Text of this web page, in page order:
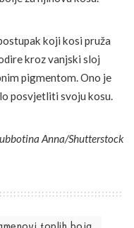
koji kosi pruža
kroz vanjski sloj
pigmentom. Ono je
posvjetliti svoju kosu.
Anna/Shutterstock
toplih boja